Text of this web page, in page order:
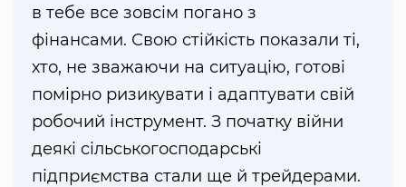
в тебе все зовсім погано з
фінансами. Свою стійкість показали ті,
хто, не зважаючи на ситуацію, готові
помірно ризикувати і адаптувати свій
робочий інструмент. З початку війни
деякі сільськогосподарські
підприємства стали ще й трейдерами.